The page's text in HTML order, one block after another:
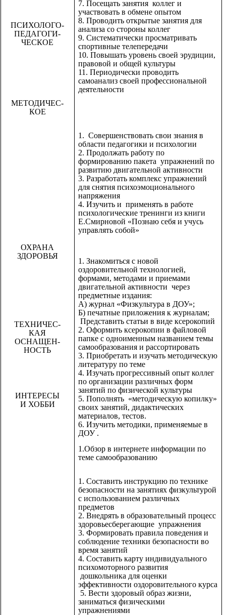
ПСИХОЛОГО-
ПЕДАГОГИ-
ЧЕСКОЕ
МЕТОДИЧЕС-
КОЕ
ОХРАНА
ЗДОРОВЬЯ
ТЕХНИЧЕС-
КАЯ
ОСНАЩЕН-
НОСТЬ
ИНТЕРЕСЫ
И ХОББИ
7. Посещать занятия коллег и
участвовать в обмене опытом
8. Проводить открытые занятия для
анализа со стороны коллег
9. Систематически просматривать
спортивные телепередачи
10. Повышать уровень своей эрудиции,
правовой и общей культуры
11. Периодически проводить
самоанализ своей профессиональной
деятельности
1. Совершенствовать свои знания в
области педагогики и психологии
2. Продолжать работу по
формированию пакета упражнений по
развитию двигательной активности
3. Разработать комплекс упражнений
для снятия психоэмоционального
напряжения
4. Изучить и применять в работе
психологические тренинги из книги
Е.Смирновой «Познаю себя и учусь
управлять собой»
1. Знакомиться с новой
оздоровительной технологией,
формами, методами и приемами
двигательной активности через
предметные издания:
А) журнал «Физкультура в ДОУ»;
Б) печатные приложения к журналам;
Представить статьи в виде ксерокопий
2. Оформить ксерокопии в файловой
папке с одноименным названием темы
самообразования и рассортировать
3. Приобретать и изучать методическую
литературу по теме
4. Изучать прогрессивный опыт коллег
по организации различных форм
занятий по физической культуры
5. Пополнять «методическую копилку»
своих занятий, дидактических
материалов, тестов.
6. Изучить методики, применяемые в
ДОУ .
1.Обзор в интернете информации по
теме самообразованию
1. Составить инструкцию по технике
безопасности на занятиях физкультурой
с использованием различных
предметов
2. Внедрять в образовательный процесс
здоровьесберегающие упражнения
3. Формировать правила поведения и
соблюдение техники безопасности во
время занятий
4. Составить карту индивидуального
психомоторного развития
дошкольника для оценки
эффективности оздоровительного курса
5. Вести здоровый образ жизни,
заниматься физическими
упражнениями